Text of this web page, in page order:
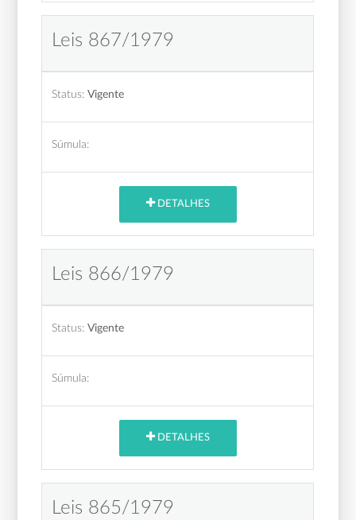
Leis 867/1979
Status: Vigente
Súmula:
DETALHES
Leis 866/1979
Status: Vigente
Súmula:
DETALHES
Leis 865/1979